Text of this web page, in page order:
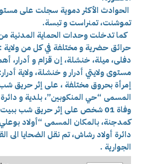
الحوادث الأكثر دموية سجلت على
تموشنت، تمنراست و تبسة.
حرائق حضرية و مختلفة في كل من ولاية :
دفلى، ميلة، خنشلة، إن قزام و أدرار،
مستوى ولايتي أدرار و خنشلة، ولاية
إمرأة بحروق مختلفة ، على إثر حريق
المسمى “حي المنكوبين”، بلدية و دائرة
وفاة 01 شخص على إثر حريق شب
كمدجنة، بالمكان المسمى “أولاد
دائرة أولاد رشاش، تم نقل الضحايا الى
الجوارية .